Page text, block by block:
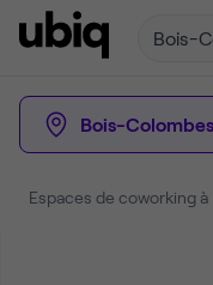
Bois-
Bois-Colombes
Espaces de coworking